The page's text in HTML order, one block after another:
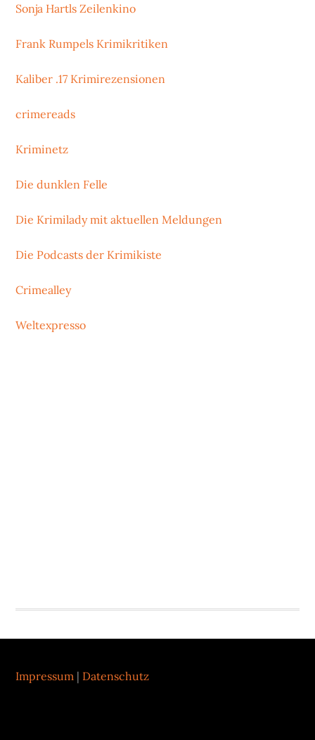
Sonja Hartls Zeilenkino
Frank Rumpels Krimikritiken
Kaliber .17 Krimirezensionen
crimereads
Kriminetz
Die dunklen Felle
Die Krimilady mit aktuellen Meldungen
Die Podcasts der Krimikiste
Crimealley
Weltexpresso
Footer
Impressum | Datenschutz